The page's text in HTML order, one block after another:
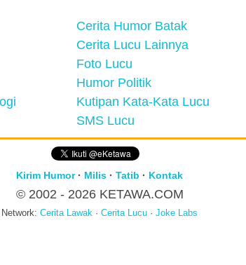
Cerita Humor Batak
Cerita Lucu Lainnya
Foto Lucu
Humor Politik
Kutipan Kata-Kata Lucu
SMS Lucu
Kirim Humor· Milis · Tatib · Kontak
© 2002 - 2026 KETAWA.COM
Network: Cerita Lawak · Cerita Lucu · Joke Labs